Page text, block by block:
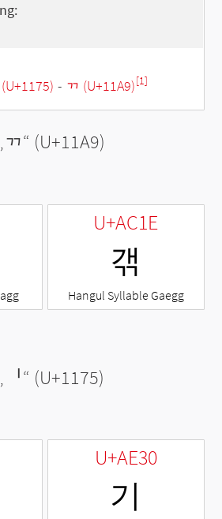
(U+1175) - ᆩ (U+11A9)[1]
ᆩ“ (U+11A9)
U+AC1E
갞
Hangul Syllable Gaegg
ᅵ“ (U+1175)
U+AE30
기